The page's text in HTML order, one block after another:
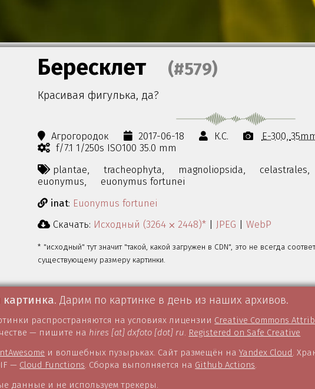
Бересклет (#579)
Красивая фигулька, да?
Агрогородок 2017-06-18 К.С. E-300
f/7.1 1/250s ISO100 35.0 mm
plantae,
tracheophyta, magnoliopsida, celastrales,
euonymus,
euonymus fortunei
inat: Euonymus fortunei
Скачать: Исходный (3264 ⨉ 2448)* JPEG WebP
* "исходный" тут значит "такой, какой загружен в CDN", это не всегда
существующему размеру картинки.
. Дарим по картинке в день из наших архивов.
распространяются на условиях лицензии Creative Commons
— пишите на hires [at] dxfoto [dot] ru. Registered on Safe Creative
и волшебных пузырьках. Сайт размещён наYandex Cloud.
— Cloud Functions. Сборка выполняется на Github Actions.
данные и не используем трекеры.